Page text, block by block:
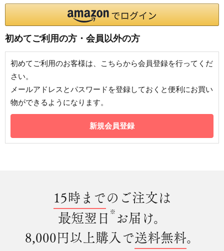
初めてご利用の方・会員以外の方
初めてご利用のお客様は、こちらから会員登録を行ってくだ
さい。
メールアドレスとパスワードを登録しておくと便利にお買い
物ができるようになります。
15時までのご注文は
最短翌日 ※ お届け。
8,000円以上購入で送料無料。